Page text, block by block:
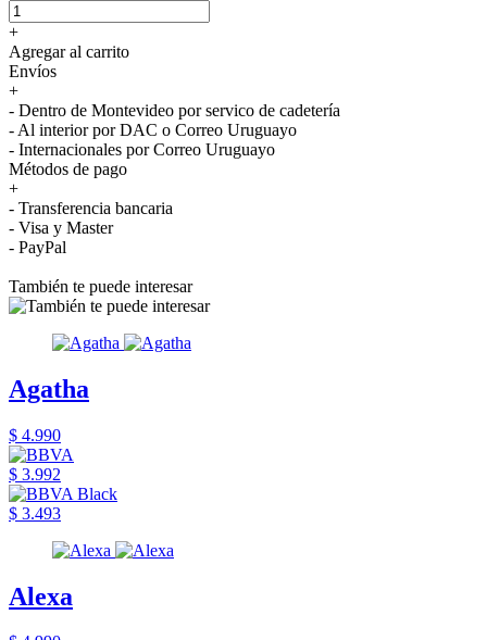
+
Agregar al carrito
Envíos
+
- Dentro de Montevideo por servico de cadetería
- Al interior por DAC o Correo Uruguayo
- Internacionales por Correo Uruguayo
Métodos de pago
+
- Transferencia bancaria
- Visa y Master
- PayPal
También te puede interesar
Agatha
$ 4.990
$ 3.992
$ 3.493
Alexa